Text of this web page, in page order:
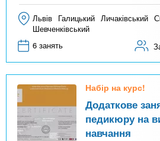
Львів Галицький Личаківський
Шевченківський
6 занять
Набір на курс!
Додаткове
педикюру на
навчання